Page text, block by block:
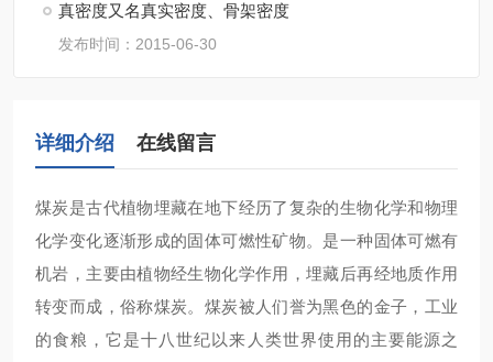
真密度又名真实密度、骨架密度
发布时间：2015-06-30
详细介绍 在线留言
煤炭是古代植物埋藏在地下经历了复杂的生物化学和物理
化学变化逐渐形成的固体可燃性矿物。是一种固体可燃有
机岩，主要由植物经生物化学作用，埋藏后再经地质作用
转变而成，俗称煤炭。煤炭被人们誉为黑色的金子，工业
的食粮，它是十八世纪以来人类世界使用的主要能源之